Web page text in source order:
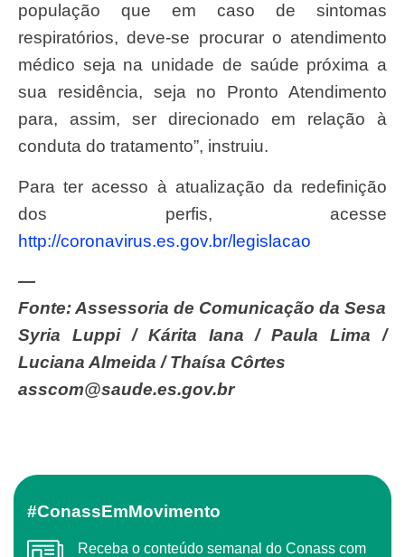
população que em caso de sintomas
respiratórios, deve-se procurar o atendimento
médico seja na unidade de saúde próxima a
sua residência, seja no Pronto Atendimento
para, assim, ser direcionado em relação à
conduta do tratamento”, instruiu.
Para ter acesso à atualização da redefinição
dos perfis, acesse
http://coronavirus.es.gov.br/legislacao
—
Fonte: Assessoria de Comunicação da Sesa
Syria Luppi / Kárita Iana / Paula Lima /
Luciana Almeida / Thaísa Côrtes
asscom@saude.es.gov.br
#ConassEmMovimento
Receba o conteúdo semanal do Conass com